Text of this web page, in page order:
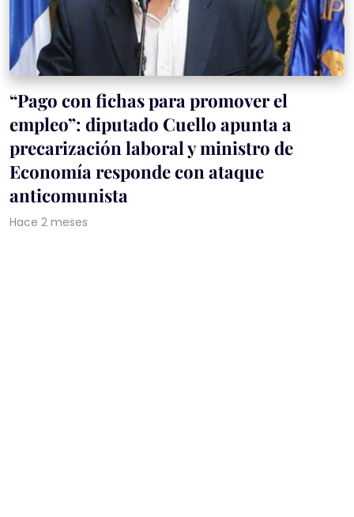
“Pago con fichas para promover el
empleo”: diputado Cuello apunta a
precarización laboral y ministro de
Economía responde con ataque
anticomunista
Hace 2 meses